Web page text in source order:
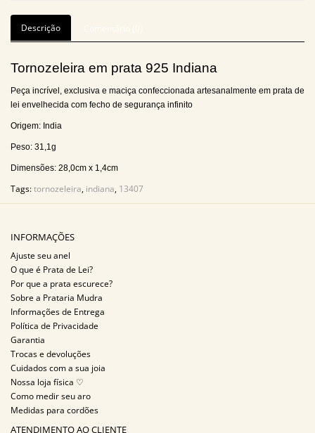
Descrição
Tornozeleira em prata 925 Indiana
Peça incrível, exclusiva e maciça confeccionada artesanalmente em prata de
lei envelhecida com fecho de segurança infinito
Origem: India
Peso: 31,1g
Dimensões: 28,0cm x 1,4cm
Tags:tornozeleira, indiana, 13407
INFORMAÇÕES
Ajuste seu anel
O que é Prata de Lei?
Por que a prata escurece?
Sobre a Prataria Mudra
Informações de Entrega
Política de Privacidade
Garantia
Trocas e devoluções
Cuidados com a sua joia
Nossa loja física ♡
Como medir seu aro
Medidas para cordões
ATENDIMENTO AO CLIENTE